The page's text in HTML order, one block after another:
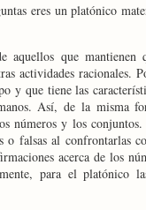
eres un platónico
que mantienen
actividades
y que tiene las
Así, de la misma
números y los
o falsas al confrontarlas
acerca de los
para el platónico